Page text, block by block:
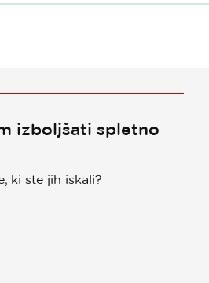
izboljšati spletno
ki ste jih iskali?